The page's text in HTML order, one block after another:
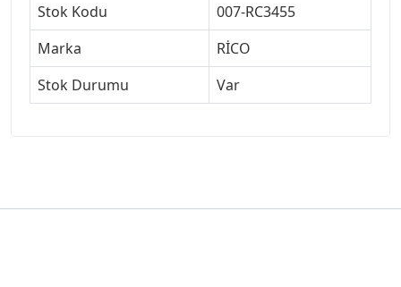
Stok Kodu
007-RC3455
Marka
RİCO
Stok Durumu
Var